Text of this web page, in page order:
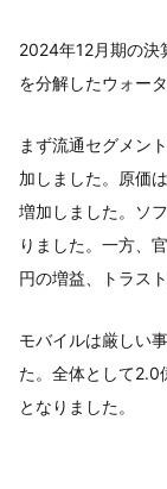
2024年12月期の決
を分解したウォー
まず流通セグメン
加しました。原価
増加しました。ソ
りました。一方、
円の増益、トラス
モバイルは厳しい
た。全体として2.0
となりました。